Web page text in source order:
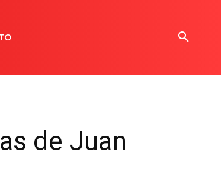
de Juan